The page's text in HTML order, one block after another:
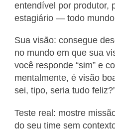
entendível por produtor,
estagiário — todo
Sua visão: consegue
no mundo em que sua
você responde “sim” e
mentalmente, é visão
sei, tipo, seria tudo
Teste real: mostre
do seu time sem